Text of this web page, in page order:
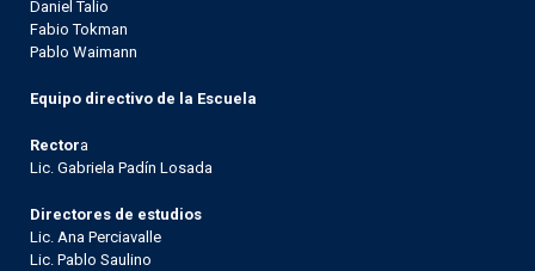
Daniel Talio
Fabio Tokman
Pablo Waimann
Equipo directivo de la Escuela
Rectora
Lic. Gabriela Padín Losada
Directores de estudios
Lic. Ana Perciavalle
Lic. Pablo Saulino